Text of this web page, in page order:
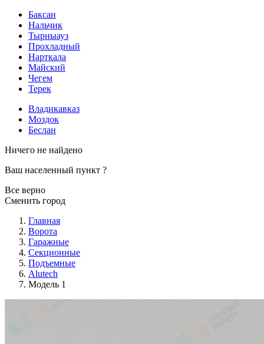
Баксан
Нальчик
Тырныауз
Прохладный
Нарткала
Майский
Чегем
Терек
Владикавказ
Моздок
Беслан
Ничего не найдено
Ваш населенный пункт ?
Все верно
Сменить город
Главная
Ворота
Гаражные
Секционные
Подъемные
Alutech
Модель 1